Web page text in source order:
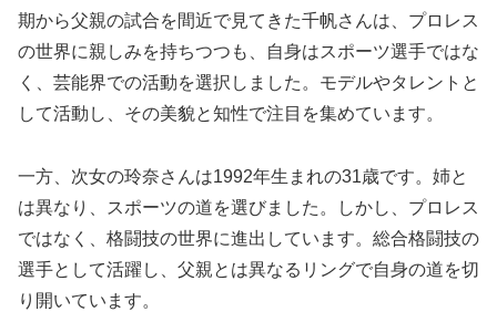
期から父親の試合を間近で見てきた千帆さんは、プロレス
の世界に親しみを持ちつつも、自身はスポーツ選手ではな
く、芸能界での活動を選択しました。モデルやタレントと
して活動し、その美貌と知性で注目を集めています。
一方、次女の玲奈さんは1992年生まれの31歳です。姉と
は異なり、スポーツの道を選びました。しかし、プロレス
ではなく、格闘技の世界に進出しています。総合格闘技の
選手として活躍し、父親とは異なるリングで自身の道を切
り開いています。